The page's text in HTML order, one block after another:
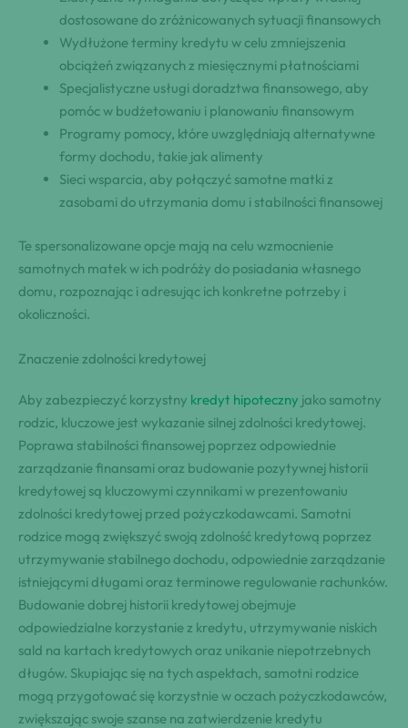
dostosowane do zróżnicowanych sytuacji finansowych
Wydłużone terminy kredytu w celu zmniejszenia
obciążeń związanych z miesięcznymi płatnościami
Specjalistyczne usługi doradztwa finansowego, aby
pomóc w budżetowaniu i planowaniu finansowym
Programy pomocy, które uwzględniają alternatywne
formy dochodu, takie jak alimenty
Sieci wsparcia, aby połączyć samotne matki z
zasobami do utrzymania domu i stabilności finansowej
Te spersonalizowane opcje mają na celu wzmocnienie
samotnych matek w ich podróży do posiadania własnego
domu, rozpoznając i adresując ich konkretne potrzeby i
okoliczności.
Znaczenie zdolności kredytowej
Aby zabezpieczyć korzystny kredyt hipoteczny jako samotny
rodzic, kluczowe jest wykazanie silnej zdolności kredytowej.
Poprawa stabilności finansowej poprzez odpowiednie
zarządzanie finansami oraz budowanie pozytywnej historii
kredytowej są kluczowymi czynnikami w prezentowaniu
zdolności kredytowej przed pożyczkodawcami. Samotni
rodzice mogą zwiększyć swoją zdolność kredytową poprzez
utrzymywanie stabilnego dochodu, odpowiednie zarządzanie
istniejącymi długami oraz terminowe regulowanie rachunków.
Budowanie dobrej historii kredytowej obejmuje
odpowiedzialne korzystanie z kredytu, utrzymywanie niskich
sald na kartach kredytowych oraz unikanie niepotrzebnych
długów. Skupiając się na tych aspektach, samotni rodzice
mogą przygotować się korzystnie w oczach pożyczkodawców,
zwiększając swoje szanse na zatwierdzenie kredytu